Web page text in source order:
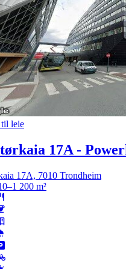
leie
17A -
17A, 7010 Trondheim
200 m²